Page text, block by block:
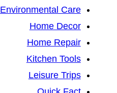
Environmental Care
Home Decor
Home Repair
Kitchen Tools
Leisure Trips